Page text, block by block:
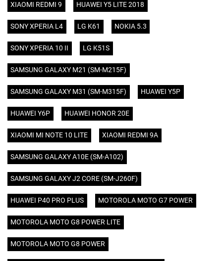
XIAOMI REDMI 9 HUAWEI Y5 LITE 2018
SONY XPERIA L4 LG K61 NOKIA 5.3
SONY XPERIA 10 II LG K51S
SAMSUNG GALAXY M21 (SM-M215F)
SAMSUNG GALAXY M31 (SM-M315F) HUAWEI Y5P
HUAWEI Y6P HUAWEI HONOR 20E
XIAOMI MI NOTE 10 LITE XIAOMI REDMI 9A
SAMSUNG GALAXY A10E (SM-A102)
SAMSUNG GALAXY J2 CORE (SM-J260F)
HUAWEI P40 PRO PLUS MOTOROLA MOTO G7 POWER
MOTOROLA MOTO G8 POWER LITE
MOTOROLA MOTO G8 POWER